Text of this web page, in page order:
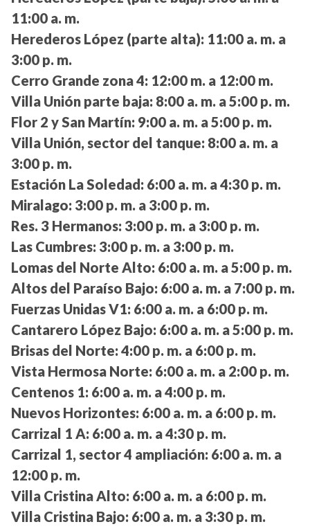
11:00 a. m.
Herederos López (parte alta): 11:00 a. m. a
3:00 p. m.
Cerro Grande zona 4: 12:00 m. a 12:00 m.
Villa Unión parte baja: 8:00 a. m. a 5:00 p. m.
Flor 2 y San Martín: 9:00 a. m. a 5:00 p. m.
Villa Unión, sector del tanque: 8:00 a. m. a
3:00 p. m.
Estación La Soledad: 6:00 a. m. a 4:30 p. m.
Miralago: 3:00 p. m. a 3:00 p. m.
Res. 3 Hermanos: 3:00 p. m. a 3:00 p. m.
Las Cumbres: 3:00 p. m. a 3:00 p. m.
Lomas del Norte Alto: 6:00 a. m. a 5:00 p. m.
Altos del Paraíso Bajo: 6:00 a. m. a 7:00 p. m.
Fuerzas Unidas V1: 6:00 a. m. a 6:00 p. m.
Cantarero López Bajo: 6:00 a. m. a 5:00 p. m.
Brisas del Norte: 4:00 p. m. a 6:00 p. m.
Vista Hermosa Norte: 6:00 a. m. a 2:00 p. m.
Centenos 1: 6:00 a. m. a 4:00 p. m.
Nuevos Horizontes: 6:00 a. m. a 6:00 p. m.
Carrizal 1 A: 6:00 a. m. a 4:30 p. m.
Carrizal 1, sector 4 ampliación: 6:00 a. m. a
12:00 p. m.
Villa Cristina Alto: 6:00 a. m. a 6:00 p. m.
Villa Cristina Bajo: 6:00 a. m. a 3:30 p. m.